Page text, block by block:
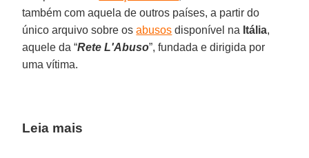
também com aquela de outros países, a partir do
único arquivo sobre osabusos disponível na Itália,
aquele da “Rete L'Abuso”, fundada e dirigida por
uma vítima.
Leia mais